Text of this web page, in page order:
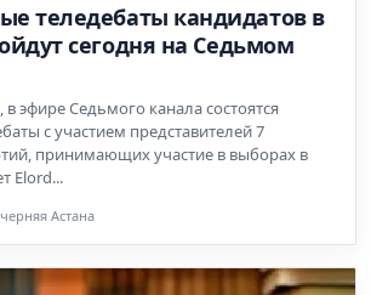
теледебаты кандидатов в
сегодня на Седьмом
в эфире Седьмого канала состоятся
с участием представителей 7
принимающих участие в выборах в
Elord...
Астана